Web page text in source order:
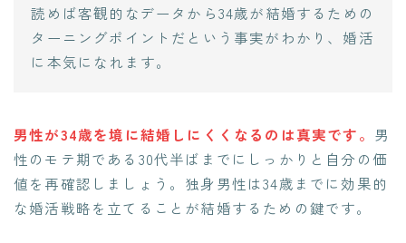
読めば客観的なデータから34歳が結婚するための
ターニングポイントだという事実がわかり、婚活
に本気になれます。
男性が34歳を境に結婚しにくくなるのは真実です。 男
性のモテ期である30代半ばまでにしっかりと自分の価
値を再確認しましょう。独身男性は34歳までに効果的
な婚活戦略を立てることが結婚するための鍵です。